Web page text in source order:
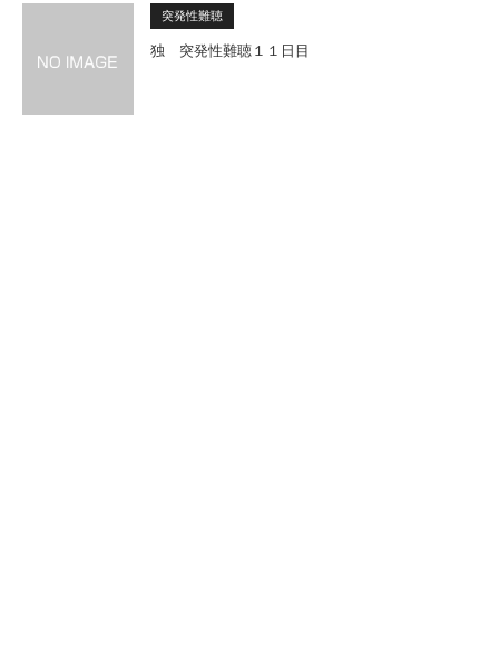
突発性難聴
独 突発性難聴１１日目